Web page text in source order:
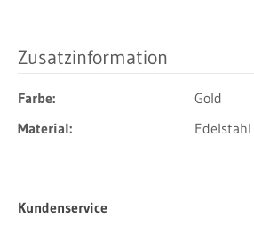
Zusatzinformation
Farbe:
Gold
Material:
Edelstahl
Kundenservice